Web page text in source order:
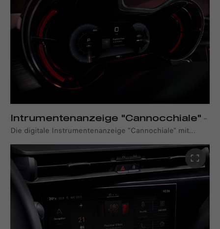
Intrumentenanzeige "Cannocchiale" –
Die digitale Instrumentenanzeige "Cannochiale" mit
10,25"-Full-HD Bildschirm unterstützt das
unvergleichliche Alfa Romeo Fahrerlebnis mit intuitiv
erfassbaren Informationen und einer individualisierbaren
Benutzeroberfläche.